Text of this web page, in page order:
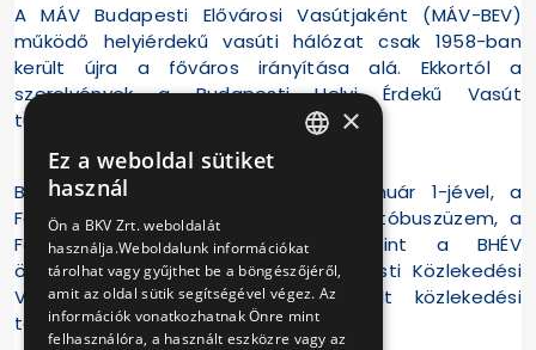
A MÁV Budapesti Elővárosi Vasútjaként (MÁV-BEV)
működő helyiérdekű vasúti hálózat csak 1958-ban
került újra a főváros irányítása alá. Ekkortól a
szerelvények a Budapesti Helyi Érdekű Vasút
tulajdonába mentek át.
Budapest Főváros tanácsa 1968. január 1-jével, a
Fővárosi Villamosvasút, a Fővárosi Autóbuszüzem, a
Fővárosi Hajózási Vállalat, valamint a BHÉV
összevonásával létrehozta a Budapesti Közlekedési
Vállalatot (BKV). Ezzel új, integrált közlekedési
társaság született meg.
×
Ez a weboldal sütiket
használ
Ön a BKV Zrt. weboldalát
használja.Weboldalunk információkat
tárolhat vagy gyűjthet be a böngészőjéről,
amit az oldal sütik segítségével végez. Az
információk vonatkozhatnak Önre mint
felhasználóra, a használt eszközre vagy az